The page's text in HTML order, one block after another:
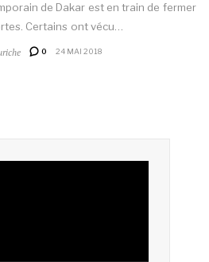
de Dakar est en train de fermer
Certains ont vécu…
0 24 MAI 2018